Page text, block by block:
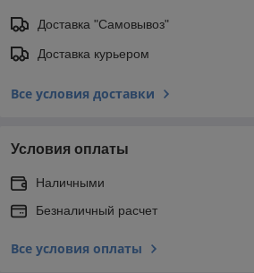
Доставка "Самовывоз"
Доставка курьером
Все условия доставки
Условия оплаты
Наличными
Безналичный расчет
Все условия оплаты